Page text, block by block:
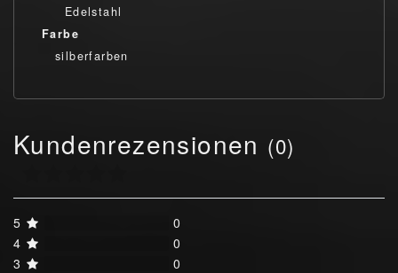
Edelstahl
Farbe
silberfarben
Kundenrezensionen (0)
5
0
4
0
3
0